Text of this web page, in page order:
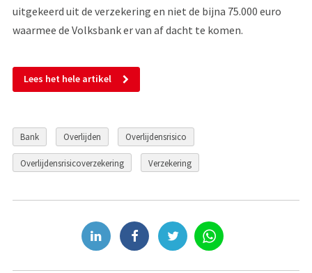
uitgekeerd uit de verzekering en niet de bijna 75.000 euro
waarmee de Volksbank er van af dacht te komen.
Lees het hele artikel
Bank Overlijden Overlijdensrisico
Overlijdensrisicoverzekering Verzekering